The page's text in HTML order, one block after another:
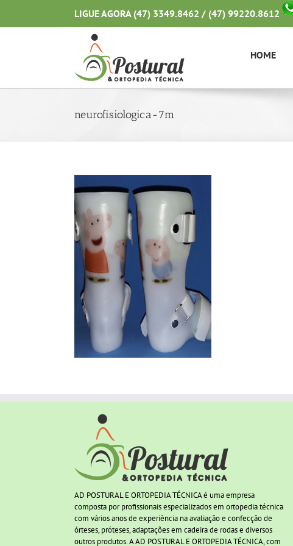
o
LIGUE AGORA (47) 3349.8462 / (47) 99220.8612
HOME
neurofisiologica-7m
AD POSTURAL E ORTOPEDIA TÉCNICA é uma empresa
composta por profissionais especializados em ortopedia técnica
com vários anos de experiência na avaliação e confecção de
órteses, próteses, adaptações em cadeira de rodas e diversos
outros produtos. A AD POSTURAL E ORTOPEDIA TÉCNICA, com